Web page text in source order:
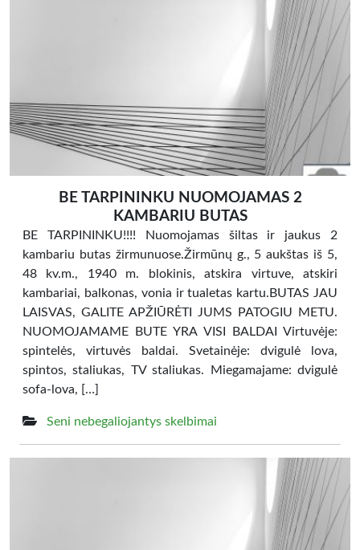
BE TARPININKU NUOMOJAMAS 2
KAMBARIU BUTAS
BE TARPININKU!!!! Nuomojamas šiltas ir jaukus 2
kambariu butas žirmunuose.Žirmūnų g., 5 aukštas iš 5,
48 kv.m., 1940 m. blokinis, atskira virtuve, atskiri
kambariai, balkonas, vonia ir tualetas kartu.BUTAS JAU
LAISVAS, GALITE APŽIŪRĖTI JUMS PATOGIU METU.
NUOMOJAMAME BUTE YRA VISI BALDAI Virtuvėje:
spintelės, virtuvės baldai. Svetainėje: dvigulė lova,
spintos, staliukas, TV staliukas. Miegamajame: dvigulė
sofa-lova, […]
Seni nebegaliojantys skelbimai